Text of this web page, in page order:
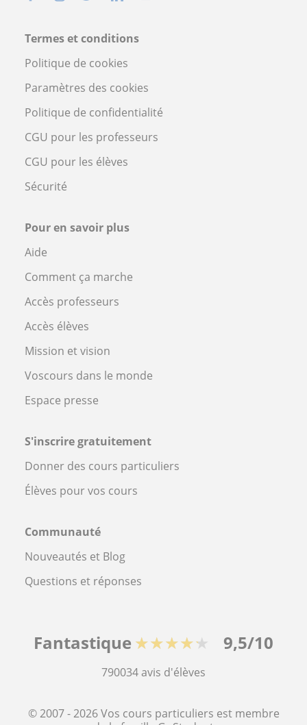
Termes et conditions
Politique de cookies
Paramètres des cookies
Politique de confidentialité
CGU pour les professeurs
CGU pour les élèves
Sécurité
Pour en savoir plus
Aide
Comment ça marche
Accès professeurs
Accès élèves
Mission et vision
Voscours dans le monde
Espace presse
S'inscrire gratuitement
Donner des cours particuliers
Élèves pour vos cours
Communauté
Nouveautés et Blog
Questions et réponses
Fantastique ★★★★★ 9,5/10
790034avis d'élèves
© 2007 - 2026 Vos cours particuliers est membre